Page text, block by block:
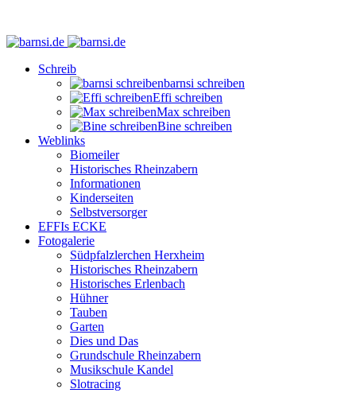
Schreib
barnsi schreiben
Effi schreiben
Max schreiben
Bine schreiben
Weblinks
Biomeiler
Historisches Rheinzabern
Informationen
Kinderseiten
Selbstversorger
EFFIs ECKE
Fotogalerie
Südpfalzlerchen Herxheim
Historisches Rheinzabern
Historisches Erlenbach
Hühner
Tauben
Garten
Dies und Das
Grundschule Rheinzabern
Musikschule Kandel
Slotracing